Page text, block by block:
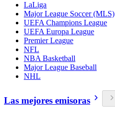
LaLiga
Major League Soccer (MLS)
UEFA Champions League
UEFA Europa League
Premier League
NFL
NBA Basketball
Major League Baseball
NHL
Las mejores emisoras